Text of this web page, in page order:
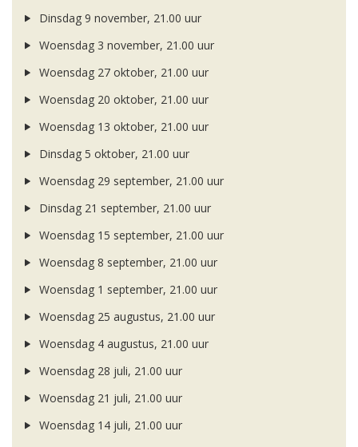
Dinsdag 9 november, 21.00 uur
Woensdag 3 november, 21.00 uur
Woensdag 27 oktober, 21.00 uur
Woensdag 20 oktober, 21.00 uur
Woensdag 13 oktober, 21.00 uur
Dinsdag 5 oktober, 21.00 uur
Woensdag 29 september, 21.00 uur
Dinsdag 21 september, 21.00 uur
Woensdag 15 september, 21.00 uur
Woensdag 8 september, 21.00 uur
Woensdag 1 september, 21.00 uur
Woensdag 25 augustus, 21.00 uur
Woensdag 4 augustus, 21.00 uur
Woensdag 28 juli, 21.00 uur
Woensdag 21 juli, 21.00 uur
Woensdag 14 juli, 21.00 uur